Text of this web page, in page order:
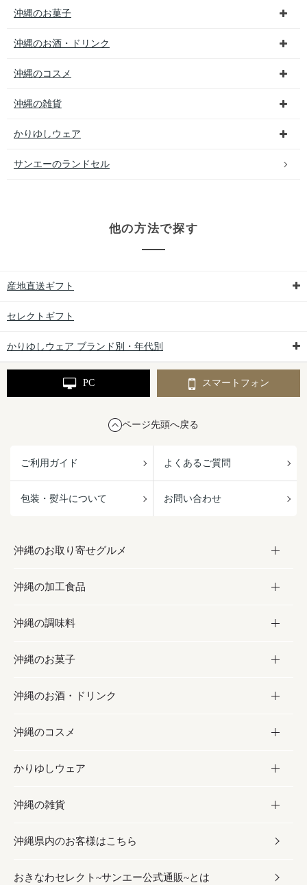
沖縄のお菓子
沖縄のお酒・ドリンク
沖縄のコスメ
沖縄の雑貨
かりゆしウェア
サンエーのランドセル
他の方法で探す
産地直送ギフト
セレクトギフト
かりゆしウェア ブランド別・年代別
PC スマートフォン
ページ先頭へ戻る
ご利用ガイド よくあるご質問
包装・熨斗について お問い合わせ
沖縄のお取り寄せグルメ
お取り寄せグルメ
フルーツ・野菜
お肉
海産物
沖縄の加工食品
加工食品
缶詰／パウチ
沖縄料理
沖縄そば／乾麺
レトルト食品
乾物／粉類
沖縄の調味料
調味料
砂糖／黒砂糖
塩
お酢／ドレッシング
しょうゆ
みそ
だし／スパイス／島唐辛子
沖縄のお菓子
お菓子
黒糖
ちんすこう
伝統菓子
スナック
おつまみ
沖縄のお酒・ドリンク
お酒・ドリンク
泡盛
ビール・チューハイ
ワイン・ウィスキー・カクテル
ドリンク
沖縄のコスメ
コスメ
スキンケア
ボディケア
ヘアケア
かりゆしウェア
かりゆしウェア
メンズ
レディース
沖縄の雑貨
雑貨
沖縄ファッション
沖縄県内のお客様はこちら
おきなわセレクト~サンエー公式通販~とは